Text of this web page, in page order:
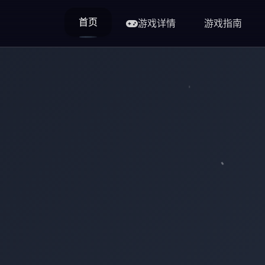
首页 游戏详情 游戏指南